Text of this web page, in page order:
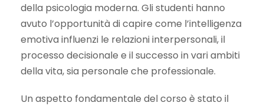
della psicologia moderna. Gli studenti hanno
avuto l’opportunità di capire come l’intelligenza
emotiva influenzi le relazioni interpersonali, il
processo decisionale e il successo in vari ambiti
della vita, sia personale che professionale.
Un aspetto fondamentale del corso è stato il